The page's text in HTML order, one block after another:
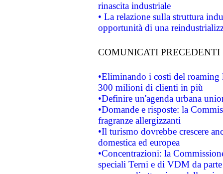
rinascita industriale
• La relazione sulla struttura
opportunità di una
COMUNICATI PRECEDENTI
•Eliminando i costi del roaming
300 milioni di clienti in più
•Definire un'agenda urbana
•Domande e risposte: la
fragranze allergizzanti
•Il turismo dovrebbe crescere
domestica ed europea
•Concentrazioni: la
speciali Terni e di VDM da